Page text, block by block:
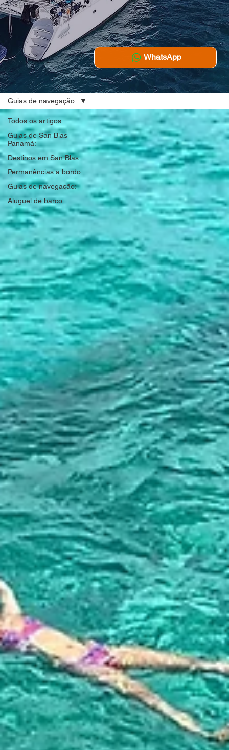
WhatsApp
Todos os artigos
Guias de San Blas
Panamá:
Destinos em San Blas:
Permanências a bordo:
Guias de navegação:
Aluguel de barco:
Guias de navegação: